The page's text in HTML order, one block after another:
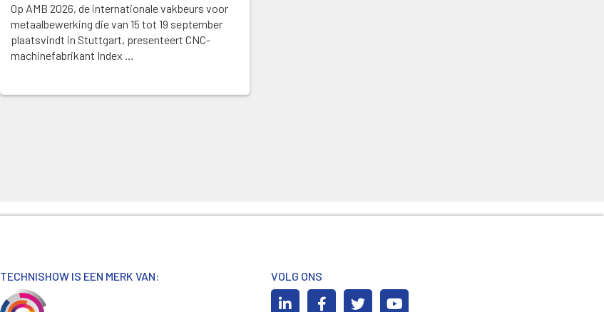
Op AMB 2026, de internationale vakbeurs voor
metaalbewerking die van 15 tot 19 september
plaatsvindt in Stuttgart, presenteert CNC-
machinefabrikant Index …
TECHNISHOW IS EEN MERK VAN: VOLG ONS